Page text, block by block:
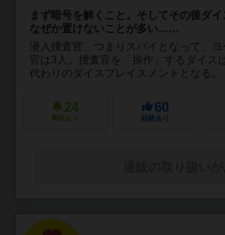
まず暗号を解くこと。そしてその後ダイ
なぜか置けないことが多い……
潜入捜査官、つまりスパイとなって、
官は3人。捜査官を「操作」するダイス
代わりのダイスプレイスメントとなる。
24
興味あり
60
経験あり